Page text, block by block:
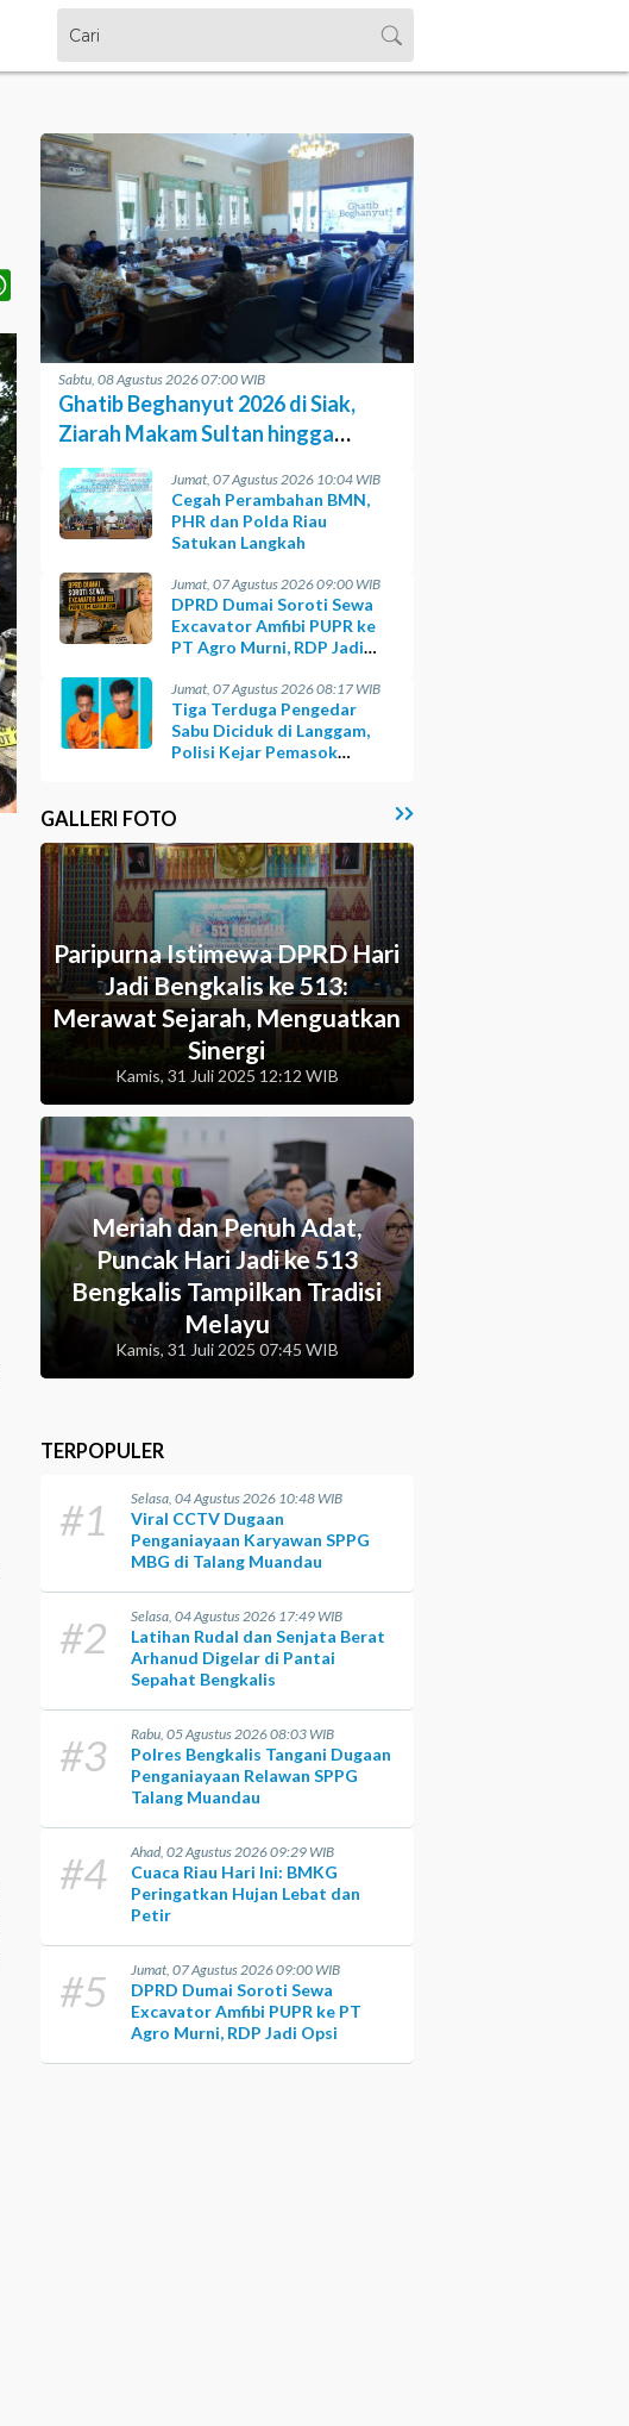
Sabtu, 08 Agustus 2026 07:00 WIB
Ghatib Beghanyut 2026 di Siak,
Ziarah Makam Sultan hingga
Prosesi di Sungai
Jumat, 07 Agustus 2026 10:04 WIB
Cegah Perambahan BMN,
PHR dan Polda Riau
Satukan Langkah
Jumat, 07 Agustus 2026 09:00 WIB
DPRD Dumai Soroti Sewa
Excavator Amfibi PUPR ke
PT Agro Murni, RDP Jadi
Jumat, 07 Agustus 2026 08:17 WIB
Tiga Terduga Pengedar
Sabu Diciduk di Langgam,
Polisi Kejar Pemasok
GALLERI FOTO
Paripurna Istimewa DPRD Hari
Jadi Bengkalis ke 513:
Merawat Sejarah, Menguatkan
Sinergi
Kamis, 31 Juli 2025 12:12 WIB
Meriah dan Penuh Adat,
Puncak Hari Jadi ke 513
Bengkalis Tampilkan Tradisi
Melayu
Kamis, 31 Juli 2025 07:45 WIB
TERPOPULER
#1 Selasa, 04 Agustus 2026 10:48 WIB
Viral CCTV Dugaan
Penganiayaan Karyawan SPPG
MBG di Talang Muandau
#2 Selasa, 04 Agustus 2026 17:49 WIB
Latihan Rudal dan Senjata Berat
Arhanud Digelar di Pantai
Sepahat Bengkalis
#3 Rabu, 05 Agustus 2026 08:03 WIB
Polres Bengkalis Tangani Dugaan
Penganiayaan Relawan SPPG
Talang Muandau
#4 Ahad, 02 Agustus 2026 09:29 WIB
Cuaca Riau Hari Ini: BMKG
Peringatkan Hujan Lebat dan
Petir
#5 Jumat, 07 Agustus 2026 09:00 WIB
DPRD Dumai Soroti Sewa
Excavator Amfibi PUPR ke PT
Agro Murni, RDP Jadi Opsi